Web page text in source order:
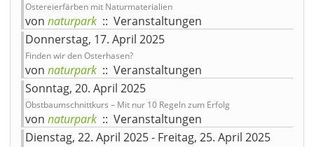
Ostereierfärben mit Naturmaterialien
von naturpark :: Veranstaltungen
Donnerstag, 17. April 2025
Finden wir den Osterhasen?
von naturpark :: Veranstaltungen
Sonntag, 20. April 2025
Obstbaumschnittkurs – Mit nur 10 Regeln zum Erfolg
von naturpark :: Veranstaltungen
Dienstag, 22. April 2025 - Freitag, 25. April 2025